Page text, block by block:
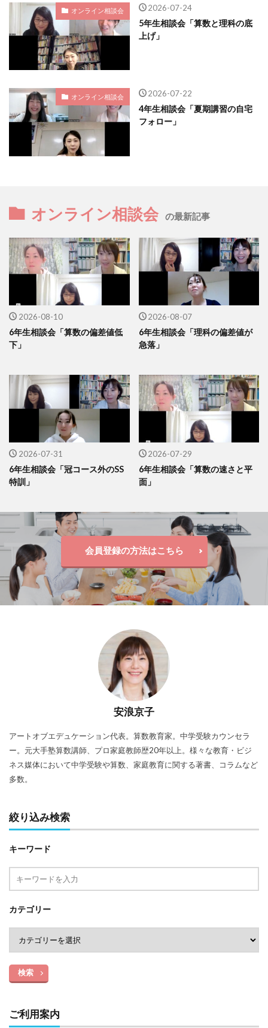
オンライン相談会 2026-07-24
5年生相談会「算数と理科の底
上げ」
オンライン相談会 2026-07-22
4年生相談会「夏期講習の自宅
フォロー」
オンライン相談会 の最新記事
2026-08-10
6年生相談会「算数の偏差値低
下」
2026-08-07
6年生相談会「理科の偏差値が
急落」
2026-07-31
6年生相談会「冠コース外のSS
特訓」
2026-07-29
6年生相談会「算数の速さと平
面」
会員登録の方法はこちら
安浪京子
アートオブエデュケーション代表。算数教育家。中学受験カウンセラ
ー。元大手塾算数講師、プロ家庭教師歴20年以上。様々な教育・ビジ
ネス媒体において中学受験や算数、家庭教育に関する著書、コラムなど
多数。
絞り込み検索
キーワード
カテゴリー
検索
ご利用案内